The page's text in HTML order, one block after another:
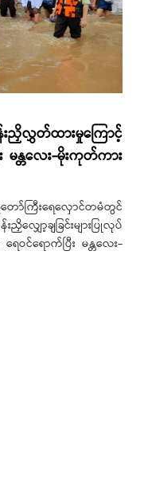
ညှိလွှတ်ထားမှုကြောင့်
း မန္တလေး-မိုးကုတ်ကား
ော်ကြီးရေလှောင်တမံတွင်
ျှော့ချခြင်းများပြုလုပ်
ေဝင်ရောက်ပြီး မန္တလေး-